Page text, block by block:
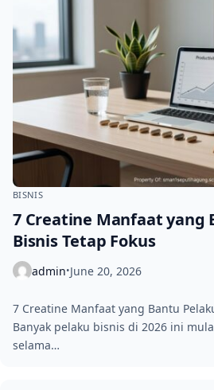
BISNIS
7 Creatine Manfaat yang
Bisnis Tetap Fokus
admin•June 20, 2026
7 Creatine Manfaat yang Bantu
Banyak pelaku bisnis di 2026 ini
selama…